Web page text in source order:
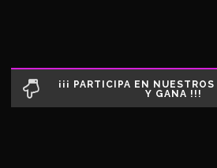
¡¡¡ PARTICIPA EN
Y GANA !!!